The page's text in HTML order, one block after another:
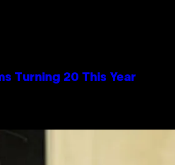
Turning 20 This Year